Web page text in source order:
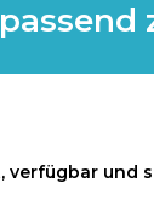
verfügbar und